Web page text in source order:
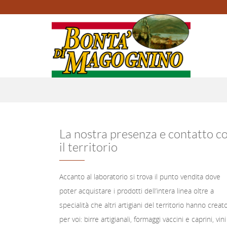
La nostra presenza e contatto
il territorio
Accanto al laboratorio si trova il punto vendita dove
poter acquistare i prodotti dell’intera linea oltre a
specialità che altri artigiani del territorio hanno
per voi: birre artigianali, formaggi vaccini e caprini, vini